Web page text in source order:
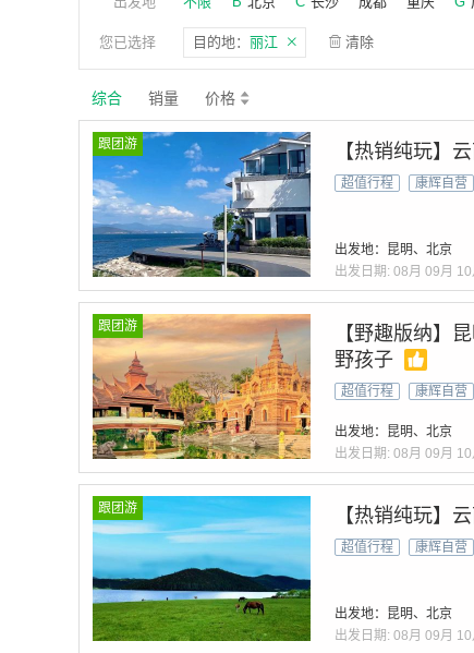
石家庄
T 天津 W
您已选择 目的地： 丽江 清除
综合 销量 价格
跟团游 【热销纯玩】
超值行程 康辉自营
出发地：昆明、北京
出发日期: 08月 09月 10
跟团游
【野趣版纳】
野孩子
超值行程 康辉自营
出发地：昆明、北京
出发日期: 08月 09月 10
跟团游 【热销纯玩】
超值行程 康辉自营
出发地：昆明、北京
出发日期: 08月 09月 10